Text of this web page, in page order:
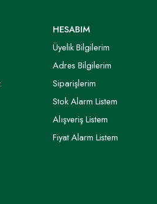
HESABIM
Üyelik Bilgilerim
Adres Bilgilerim
Siparişlerim
Stok Alarm Listem
Alışveriş Listem
Fiyat Alarm Listem